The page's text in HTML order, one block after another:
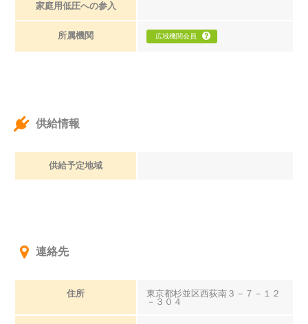
家庭用低圧への参入
所属機関 広域機関会員
供給情報
供給予定地域
連絡先
住所
東京都杉並区西荻南３－７－１２
－３０４